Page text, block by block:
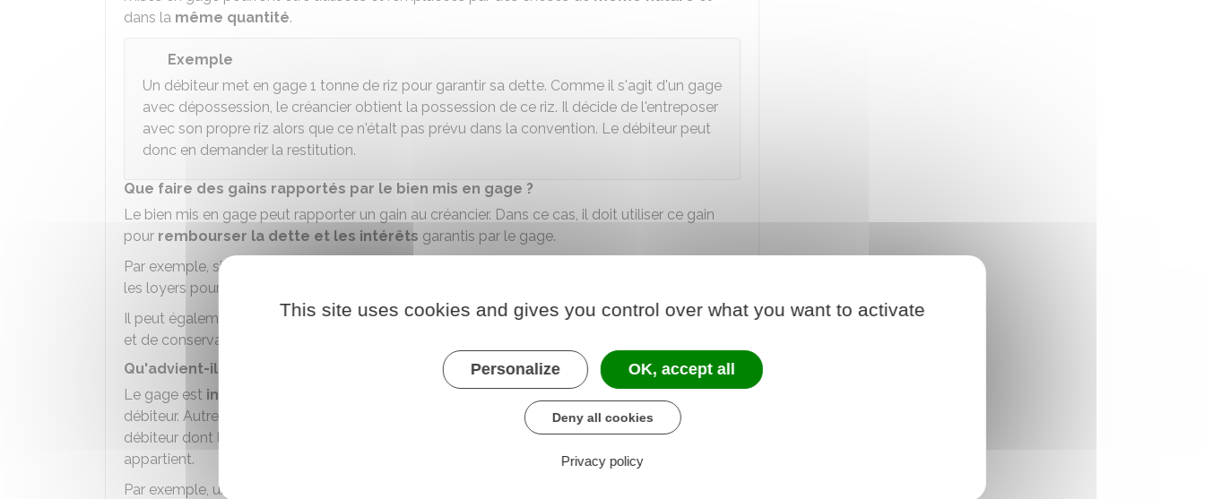
dans la même quantité.
Exemple
Un débiteur met en gage 1 tonne de riz pour garantir sa dette. Comme il s'agit d'un gage
avec dépossession, le créancier obtient la possession de ce riz. Il décide de l'entreposer
avec son propre riz alors que ce n'étaIt pas prévu dans la convention. Le débiteur peut
donc en demander la restitution.
Que faire des gains rapportés par le bien mis en gage ?
Le bien mis en gage peut rapporter un gain au créancier. Dans ce cas, il doit utiliser ce gain
pour rembourser la dette et les intérêts garantis par le gage.
Par exemple, si une machine mise en gage est louée à une entreprise, le créancier doit utiliser
les loyers pour rembourser la dette et les intérêts.
Il peut également utiliser l'excédent des gains perçus pour remplir son obligation d'entretien
et de conservation du bien en sa possession.
Qu'advient-il du gage en cas de remboursement partiel de la dette ?
Le gage est indivisible
même s'il garantit une dette qui est transmise à plusieurs héritiers du
débiteur. Autrement dit, la dette doit être
entièrement payée
pour que chaque héritier du
débiteur dont la part de dette est remboursée puisse récupérer la part de gage qui leur
appartient.
Par exemple, un chef d'entreprise a contracté un prêt auprès d'une banque en mettant en
This site uses cookies and gives you control over what you want to activate
Personalize OK, accept all
Deny all cookies
Privacy policy